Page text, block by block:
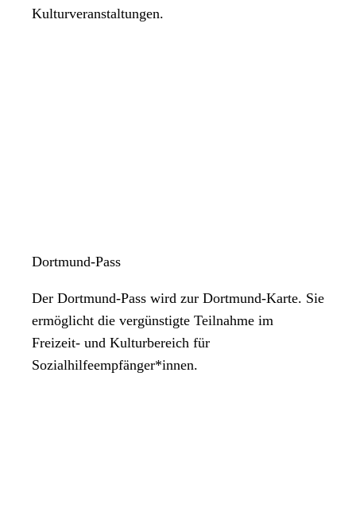
Kulturveranstaltungen.
Dortmund-Pass
Der Dortmund-Pass wird zur Dortmund-Karte. Sie
ermöglicht die vergünstigte Teilnahme im
Freizeit- und Kulturbereich für
Sozialhilfeempfänger*innen.